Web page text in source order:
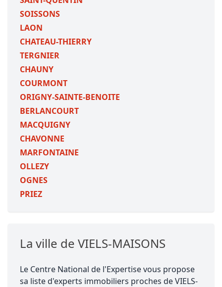
SOISSONS
LAON
CHATEAU-THIERRY
TERGNIER
CHAUNY
COURMONT
ORIGNY-SAINTE-BENOITE
BERLANCOURT
MACQUIGNY
CHAVONNE
MARFONTAINE
OLLEZY
OGNES
PRIEZ
La ville de VIELS-MAISONS
Le Centre National de l'Expertise vous propose
sa liste d'experts immobiliers proches de VIELS-